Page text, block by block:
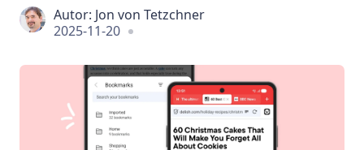
Autor: Jon von Tetzchner
2025-11-20